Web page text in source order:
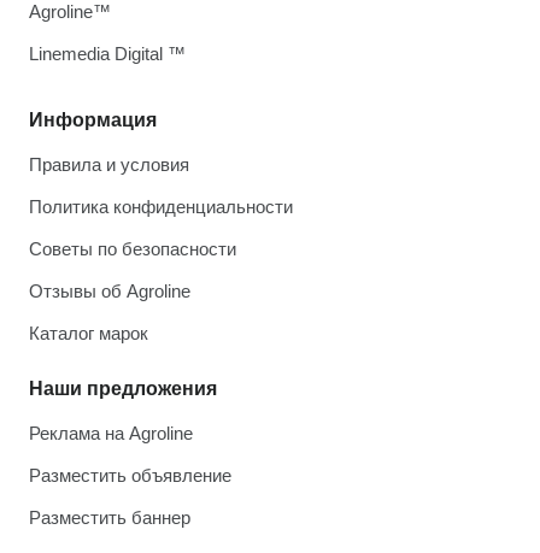
Информация
Правила и условия
Политика конфиденциальности
Советы по безопасности
Отзывы об Agroline
Каталог марок
Наши предложения
Реклама на Agroline
Разместить объявление
Разместить баннер
Agroline™
Linemedia Digital ™